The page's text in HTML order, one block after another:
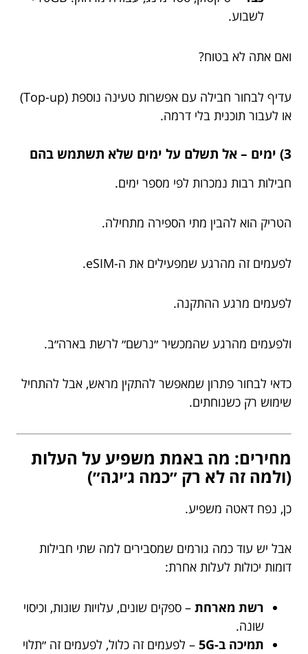
לשבוע.
ואם אתה לא בטוח?
עדיף לבחור חבילה עם אפשרות טעינה נוספת (Top-up)
או לעבור תוכנית בלי דרמה.
3) ימים – אל תשלם על ימים שלא תשתמש בהם
חבילות רבות נמכרות לפי מספר ימים.
הטריק הוא להבין מתי הספירה מתחילה.
לפעמים זה מהרגע שמפעילים את ה-eSIM.
לפעמים מרגע ההתקנה.
ולפעמים מהרגע שהמכשיר ״נרשם״ לרשת בארה״ב.
כדאי לבחור פתרון שמאפשר להתקין מראש, אבל להתחיל
שימוש רק כשנוחתים.
מחירים: מה באמת משפיע על העלות
(ולמה זה לא רק ״כמה ג׳יגה״)
כן, נפח דאטה משפיע.
אבל יש עוד כמה גורמים שמסבירים למה שתי חבילות
דומות יכולות לעלות אחרת:
רשת מארחת – ספקים שונים, עלויות שונות, וכיסוי
שונה.
תמיכה ב-5G
– לפעמים זה כלול, לפעמים זה ״תלוי